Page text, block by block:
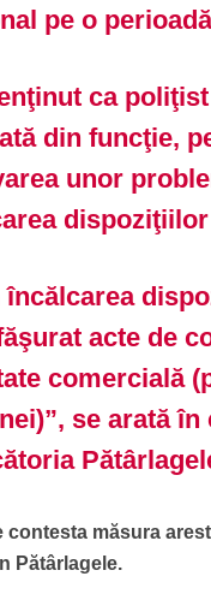
pe o
ca
din funcţie,
unor
încălcarea
acte de
comercială
se arată
contesta măsura
Pătârlagele.